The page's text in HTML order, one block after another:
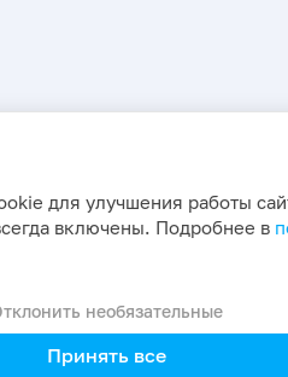
для улучшения работы
включены. Подробнее в
необязательные
Принять все